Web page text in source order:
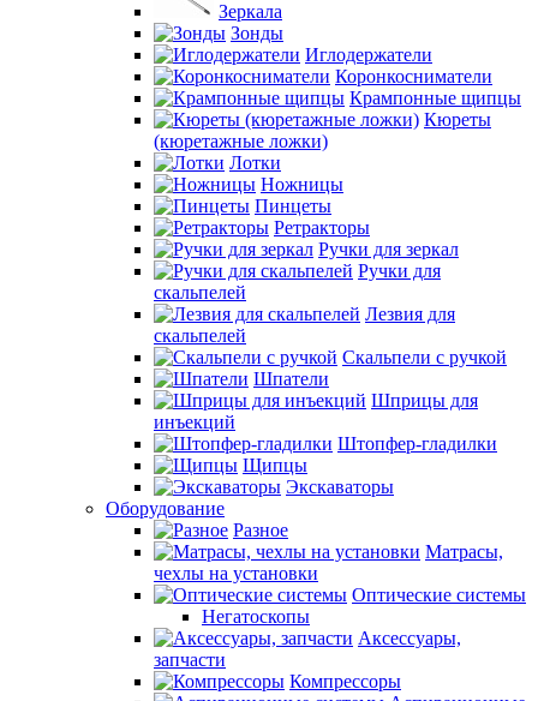
Зеркала
Зонды
Иглодержатели
Коронкосниматели
Крампонные щипцы
Кюреты
(кюретажные ложки)
Лотки
Ножницы
Пинцеты
Ретракторы
Ручки для зеркал
Ручки для
скальпелей
Лезвия для
скальпелей
Скальпели с ручкой
Шпатели
Шприцы для
инъекций
Штопфер-гладилки
Щипцы
Экскаваторы
Оборудование
Разное
Матрасы,
чехлы на установки
Оптические системы
Негатоскопы
Аксессуары,
запчасти
Компрессоры